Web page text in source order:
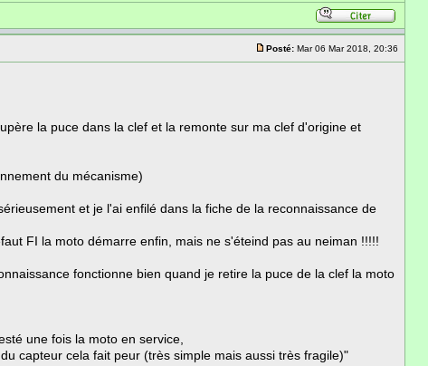
Posté: Mar 06 Mar 2018, 20:36
la puce dans la clef et la remonte sur ma clef d'origine et
du mécanisme)
et je l'ai enfilé dans la fiche de la reconnaissance de
FI la moto démarre enfin, mais ne s'éteind pas au neiman !!!!!
fonctionne bien quand je retire la puce de la clef la moto
une fois la moto en service,
capteur cela fait peur (très simple mais aussi très fragile)"